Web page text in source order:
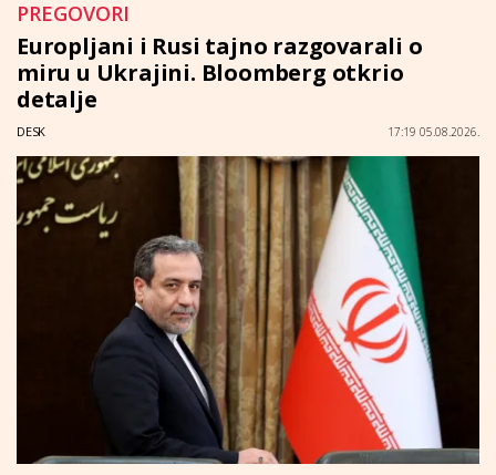
PREGOVORI
Europljani i Rusi tajno razgovarali o
miru u Ukrajini. Bloomberg otkrio
detalje
DESK 17:19 05.08.2026.